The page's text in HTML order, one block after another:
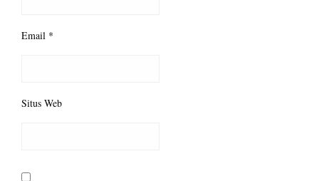
Email *
Situs Web